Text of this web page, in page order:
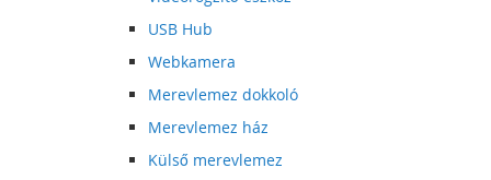
USB Hub
Webkamera
Merevlemez dokkoló
Merevlemez ház
Külső merevlemez